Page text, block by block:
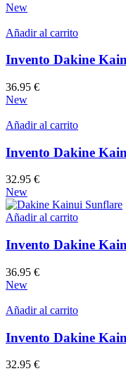
New
Añadir al carrito
Invento Dakine
36.95 €
New
Añadir al carrito
Invento Dakine
32.95 €
New
Añadir al carrito
Invento Dakine
36.95 €
New
Añadir al carrito
Invento Dakine
32.95 €